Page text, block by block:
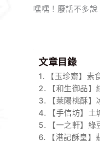
嘿嘿！廢話不多說
文章目錄
【玉珍齋】素
【和生御品】
【萊陽桃酥
【手信坊】
【一之軒】綠
【港記酥皇